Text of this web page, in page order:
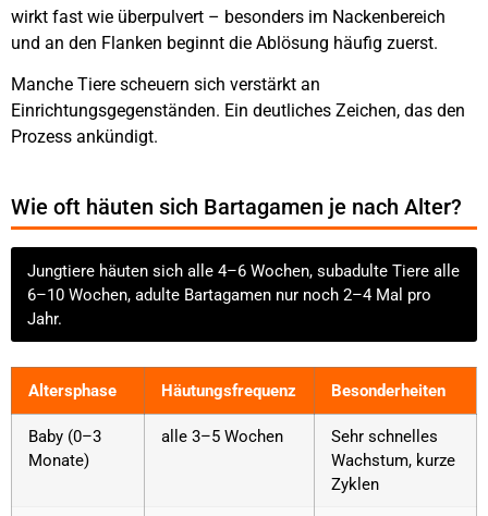
wirkt fast wie überpulvert – besonders im Nackenbereich
und an den Flanken beginnt die Ablösung häufig zuerst.
Manche Tiere scheuern sich verstärkt an
Einrichtungsgegenständen. Ein deutliches Zeichen, das den
Prozess ankündigt.
Wie oft häuten sich Bartagamen je nach Alter?
Jungtiere häuten sich alle 4–6 Wochen, subadulte Tiere alle
6–10 Wochen, adulte Bartagamen nur noch 2–4 Mal pro
Jahr.
Altersphase Häutungsfrequenz Besonderheiten
Baby (0–3
Monate)
alle 3–5 Wochen
Sehr schnelles
Wachstum, kurze
Zyklen